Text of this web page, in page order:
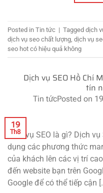
Posted in Tin tức | Tagged dịch
dịch vụ seo chất lượng dịch vụ
seo hot có hiệu quả không
Dịch vụ SEO Hồ Chí
tín
Tin tứcPosted on
19
Th8
Dịch vụ SEO là gì? Dịch
dụng các phương thức
của khách lên các vị trí
đến website bạn trên
Google để có thể tiếp cận